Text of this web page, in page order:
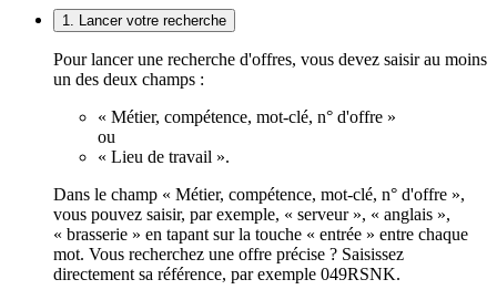
1. Lancer votre recherche
Pour lancer une recherche d'offres, vous devez saisir au moins
un des deux champs :
« Métier, compétence, mot-clé, n° d'offre »
ou
« Lieu de travail ».
Dans le champ « Métier, compétence, mot-clé, n° d'offre »,
vous pouvez saisir, par exemple, « serveur », « anglais »,
« brasserie » en tapant sur la touche « entrée » entre chaque
mot. Vous recherchez une offre précise ? Saisissez
directement sa référence, par exemple 049RSNK.